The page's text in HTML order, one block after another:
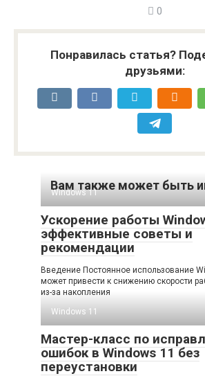
0
Понравилась статья?
друзьями:
Вам также может быть
Windows 11
Ускорение работы
эффективные советы и
рекомендации
Введение Постоянное использование
может привести к снижению скорости
из-за накопления
Windows 11
Мастер-класс по
ошибок в Windows 11 без
переустановки